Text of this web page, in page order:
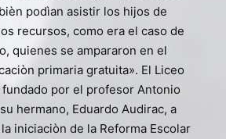
podìan asistir los hijos de
recursos, como era el caso de
quienes se ampararon en el
primaria gratuita». El Liceo
por el profesor Antonio
hermano, Eduardo Audirac, a
iniciaciòn de la Reforma Escolar